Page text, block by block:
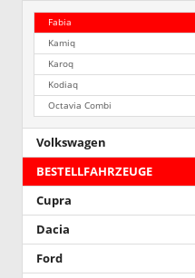
Fabia
Kamiq
Karoq
Kodiaq
Octavia Combi
Volkswagen
BESTELLFAHRZEUGE
Cupra
Dacia
Ford